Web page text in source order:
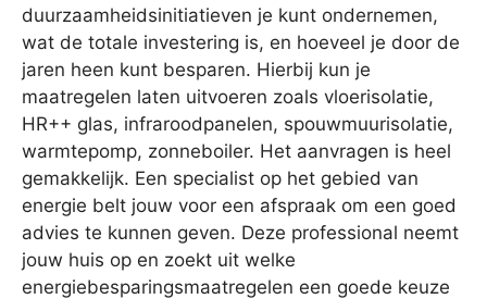
duurzaamheidsinitiatieven je kunt ondernemen,
wat de totale investering is, en hoeveel je door de
jaren heen kunt besparen. Hierbij kun je
maatregelen laten uitvoeren zoals vloerisolatie,
HR++ glas, infraroodpanelen, spouwmuurisolatie,
warmtepomp, zonneboiler. Het aanvragen is heel
gemakkelijk. Een specialist op het gebied van
energie belt jouw voor een afspraak om een goed
advies te kunnen geven. Deze professional neemt
jouw huis op en zoekt uit welke
energiebesparingsmaatregelen een goede keuze